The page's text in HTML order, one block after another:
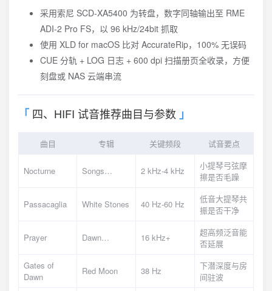
采用索尼 SCD-XA5400 为转盘，数字同轴输出至 RME
ADI-2 Pro FS，以 96 kHz/24bit 抓取
使用 XLD for macOS 比对 AccurateRip，100% 无误码
CUE 分轨 + LOG 日志 + 600 dpi 扫描册页全收录，方便
刻盘或 NAS 云端串流
四、HIFI 试音推荐曲目与参数
曲目 专辑 关键频段 试音要点
Nocturne Songs… 2 kHz-4 kHz
小提琴弓弦摩
擦是否毛躁
Passacaglia White Stones 40 Hz-60 Hz
低音大提琴共
振是否干净
Prayer Dawn… 16 kHz+
超高频泛音能
否延展
Gates of
Dawn
Red Moon 38 Hz
下潜深度与房
间驻波